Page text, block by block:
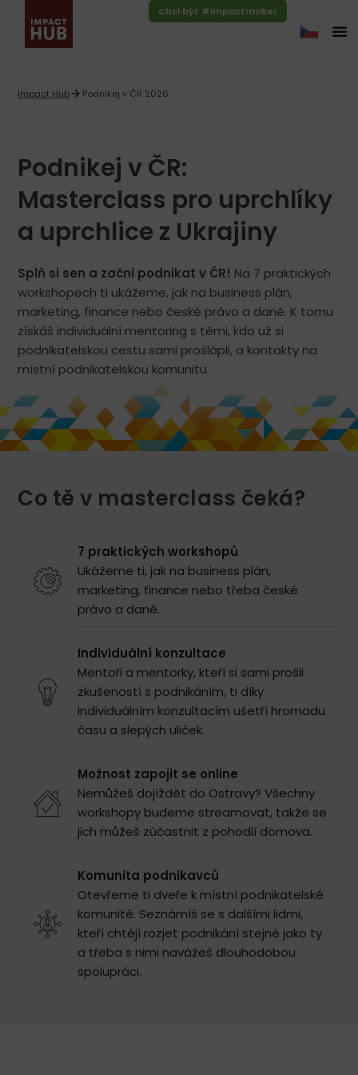
Chci být #impactmaker
Impact Hub Podnikej v ČR 2026
Podnikej v ČR:
Masterclass pro uprchlíky
a uprchlice z Ukrajiny
Splň si sen a začni podnikat v ČR! Na 7 praktických
workshopech ti ukážeme, jak na business plán,
marketing, finance nebo české právo a daně. K tomu
získáš individuální mentoring s těmi, kdo už si
podnikatelskou cestu sami prošlápli, a kontakty na
místní podnikatelskou komunitu.
Co tě v masterclass čeká?
7 praktických workshopů
Ukážeme ti, jak na business plán,
marketing, finance nebo třeba české
právo a daně.
Individuální konzultace
Mentoři a mentorky, kteří si sami prošli
zkušeností s podnikáním, ti díky
individuálním konzultacím ušetří hromadu
času a slepých uliček.
Možnost zapojit se online
Nemůžeš dojíždět do Ostravy? Všechny
workshopy budeme streamovat, takže se
jich můžeš zúčastnit z pohodlí domova.
Komunita podnikavců
Otevřeme ti dveře k místní podnikatelské
komunitě. Seznámíš se s dalšími lidmi,
kteří chtějí rozjet podnikání stejně jako ty
a třeba s nimi navážeš dlouhodobou
spolupráci.